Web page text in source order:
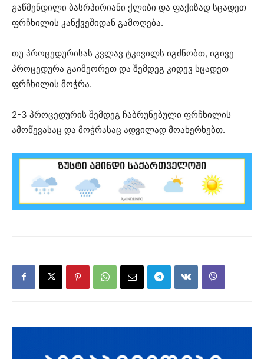
გაწმენდილი ბასრპირიანი ქლიბი და ფაქიზად სცადეთ
ფრჩხილის კანქვეშიდან გამოღება.
თუ პროცედურისას კვლავ ტკივილს იგძნობთ, იგივე
პროცედურა გაიმეორეთ და შემდეგ კიდევ სცადეთ
ფრჩხილის მოჭრა.
2-3 პროცედურის შემდეგ ჩაბრუნებული ფრჩხილის
ამოწევასაც და მოჭრასაც ადვილად მოახერხებთ.